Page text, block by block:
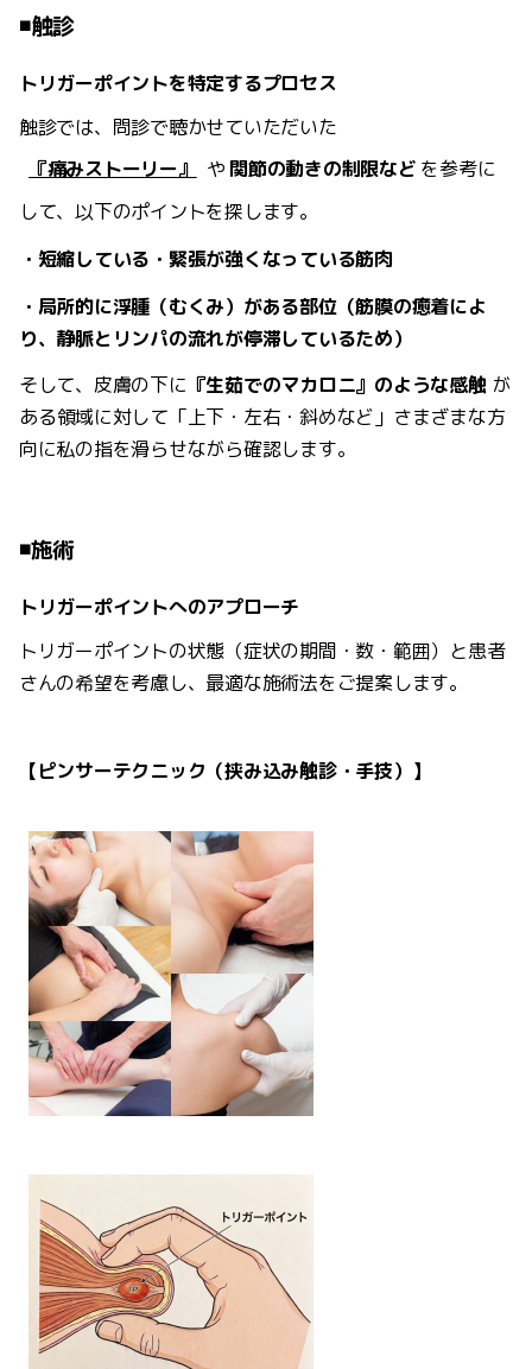
◾️触診
トリガーポイントを特定するプロセス
触診では、問診で聴かせていただいた
『痛みストーリー』
や 関節の動きの制限など を参考に
して、以下のポイントを探します。
・短縮している・緊張が強くなっている筋肉
・局所的に浮腫（むくみ）がある部位（筋膜の癒着によ
り、静脈とリンパの流れが停滞しているため）
そして、皮膚の下に 『生茹でのマカロニ』のような感触 が
ある領域に対して 「上下・左右・斜めなど」さまざまな方
向に私の指を滑らせながら確認します。
◾️施術
トリガーポイントへのアプローチ
トリガーポイントの状態（症状の期間・数・範囲）と患者
さんの希望を考慮し、最適な施術法をご提案します。
【ピンサーテクニック（挟み込み触診・手技）】